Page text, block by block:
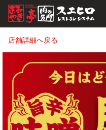
店舗詳細へ戻る